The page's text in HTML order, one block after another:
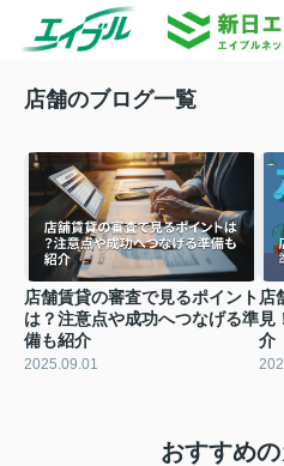
店舗のブログ一覧
店舗賃貸の審査で見るポイント
は？注意点や成功へつなげる準
備も紹介
2025.09.01
店
見
介
おすすめ